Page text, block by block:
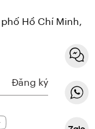
Hồ Chí Minh,
Đăng ký